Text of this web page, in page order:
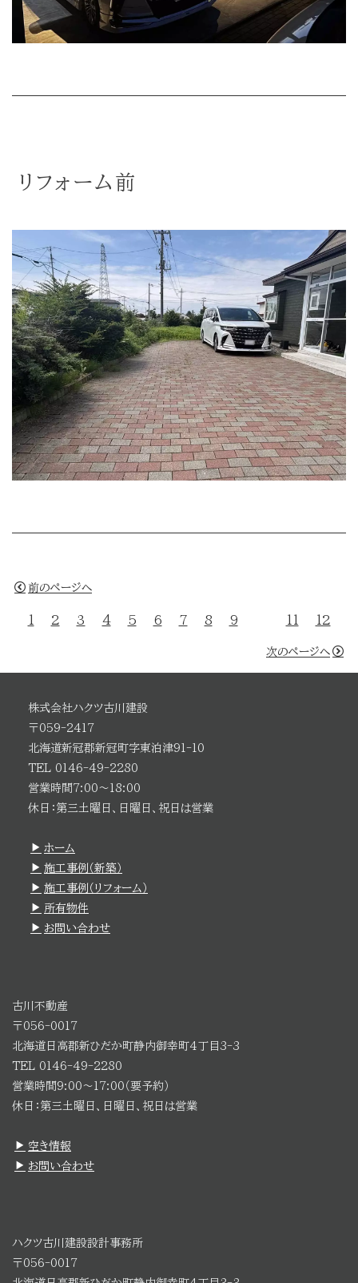
リフォーム前
前のページへ
1 2 3 4 5 6 7 8 9 11 12
次のページへ
株式会社ハクツ古川建設
〒059-2417
北海道新冠郡新冠町字東泊津91-10
TEL 0146-49-2280
営業時間7:00～18:00
休日：第三土曜日、日曜日、祝日は営業
ホーム
施工事例（新築）
施工事例（リフォーム）
所有物件
お問い合わせ
古川不動産
〒056-0017
北海道日高郡新ひだか町静内御幸町4丁目3-3
TEL 0146-49-2280
営業時間9:00～17:00（要予約）
休日：第三土曜日、日曜日、祝日は営業
空き情報
お問い合わせ
ハクツ古川建設設計事務所
〒056-0017